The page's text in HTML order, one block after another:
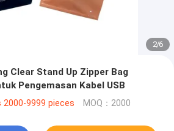
2/6
Clear Stand Up Zipper Bag
Pengemasan Kabel USB
2000-9999 pieces MOQ：2000